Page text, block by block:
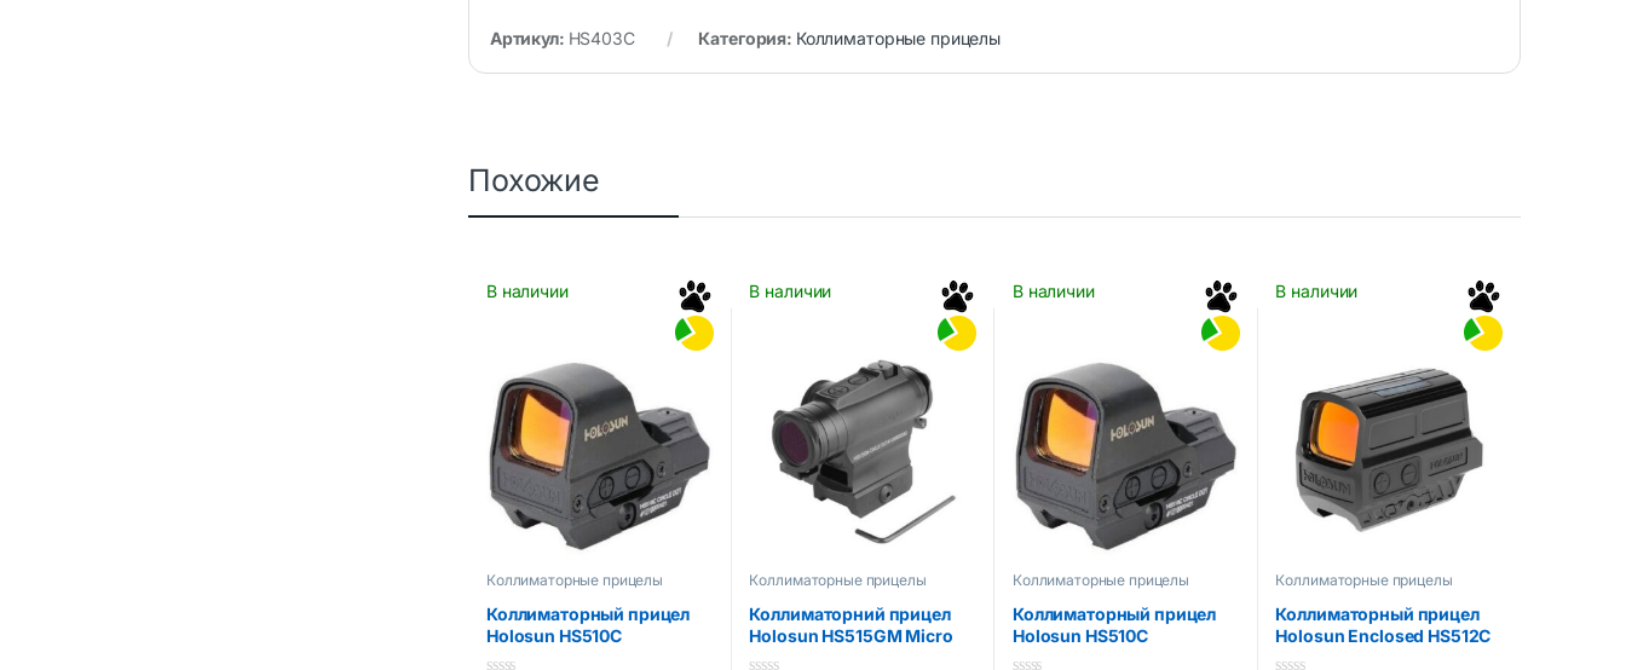
Артикул: HS403C Категория: Коллиматорные прицелы
Похожие
В наличии
Коллиматорные прицелы
Коллиматорный прицел
Holosun HS510C
2MOA+65MOA
В наличии
Коллиматорные прицелы
Коллиматорний прицел
Holosun HS515GM Micro
Red Dot
В наличии
Коллиматорные прицелы
Коллиматорный прицел
Holosun HS510C
2MOA+65MOA Green
В наличии
Коллиматорные прицелы
Коллиматорный прицел
Holosun Enclosed HS512C